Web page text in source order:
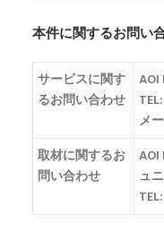
本件に関するお問い
サービスに関す
るお問い合わせ
AOI
メ
取材に関するお
問い合わせ
AOI
ュ